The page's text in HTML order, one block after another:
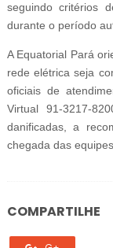
seguindo critérios
durante o período
A Equatorial Pará
rede elétrica seja
oficiais de
Virtual 91-3217-
danificadas, a
chegada das
COMPARTILHE